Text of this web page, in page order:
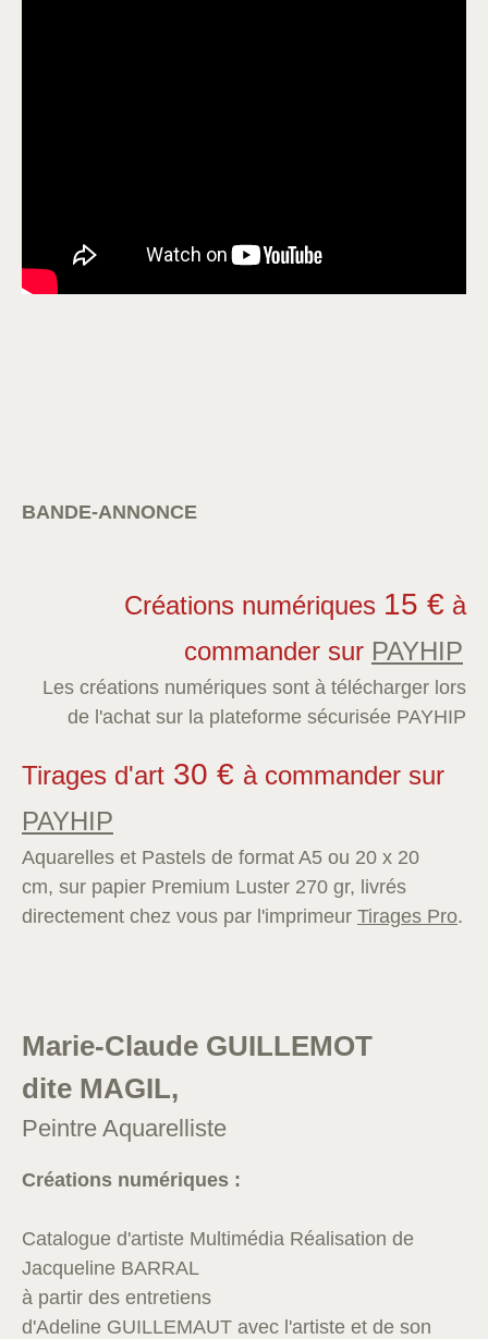
BANDE-ANNONCE
Créations numériques 15 € à
commander sur PAYHIP
Les créations numériques sont à télécharger lors
de l'achat sur la plateforme sécurisée PAYHIP
Tirages d'art 30 € à commander sur
PAYHIP
Aquarelles et Pastels de format A5 ou 20 x 20
cm, sur papier Premium Luster 270 gr, livrés
directement chez vous par l'imprimeur Tirages Pro.
Marie-Claude GUILLEMOT
dite MAGIL,
Peintre Aquarelliste
Créations numériques :
Catalogue d'artiste Multimédia Réalisation de
Jacqueline BARRAL
à partir des entretiens
d'Adeline GUILLEMAUT avec l'artiste et de son